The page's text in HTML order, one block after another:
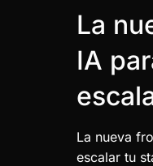
La
IA
La nueva
escalar tu